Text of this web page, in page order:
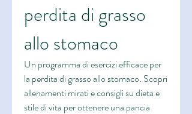
perdita di grasso
allo stomaco
Un programma di esercizi efficace per
la perdita di grasso allo stomaco. Scopri
allenamenti mirati e consigli su dieta e
stile di vita per ottenere una pancia